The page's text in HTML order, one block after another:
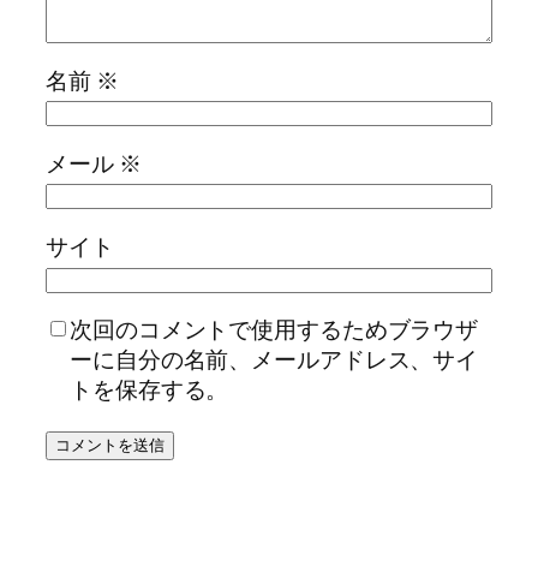
名前 ※
メール ※
サイト
次回のコメントで使用するためブラウザ
ーに自分の名前、メールアドレス、サイ
トを保存する。